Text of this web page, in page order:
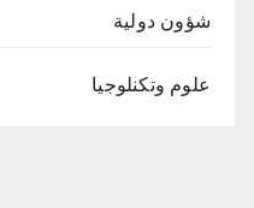
شؤون دولية
علوم وتكنلوجيا